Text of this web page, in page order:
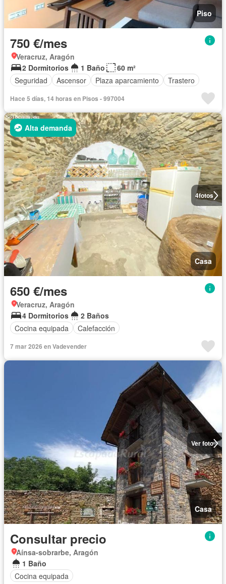
Piso
750 €/mes
Veracruz, Aragón
2 Dormitorios
1 Baño
60 m²
Seguridad
Ascensor Plaza aparcamiento Trastero
Hace 5 días, 14 horas en Pisos - 997004
4fotos
Alta demanda
Casa
650 €/mes
Veracruz, Aragón
4 Dormitorios
2 Baños
Cocina equipada
Calefacción
7 mar 2026 en Vadevender
Ver foto
Casa
Consultar precio
Aínsa-sobrarbe, Aragón
1 Baño
Cocina equipada